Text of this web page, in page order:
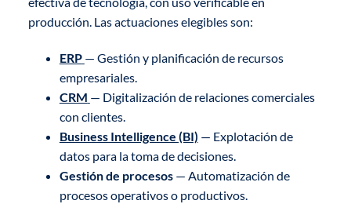
producción. Las actuaciones elegibles son:
ERP — Gestión y planificación de recursos
empresariales.
CRM — Digitalización de relaciones comerciales
con clientes.
Business Intelligence (BI) — Explotación de
datos para la toma de decisiones.
Gestión de procesos— Automatización de
procesos operativos o productivos.